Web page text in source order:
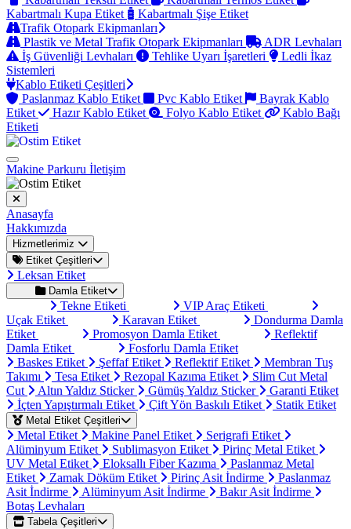
Kabartmalı Kupa Etiket
Kabartmalı Şişe Etiket
Trafik Otopark Ekipmanları
Plastik ve Metal Trafik Otopark Ekipmanları
ADR Levhaları
İş Güvenliği Levhaları
Tehlike Uyarı İşaretleri
Ledli İkaz
Sistemleri
Kablo Etiketi Çeşitleri
Paslanmaz Kablo Etiket
Pvc Kablo Etiket
Bayrak Kablo
Etiket
Hazır Kablo Etiket Folyo Kablo Etiket
Kablo Bağı
Etiketi
Makine Parkuru İletişim
Anasayfa
Hakkımızda
Hizmetlerimiz
Etiket Çeşitleri
Leksan Etiket
Damla Etiket
Tekne Etiketi
VIP Araç Etiketi
Uçak Etiket
Karavan Etiket
Dondurma Damla
Etiket
Promosyon Damla Etiket
Reflektif
Damla Etiket
Fosforlu Damla Etiket
Baskes Etiket
Şeffaf Etiket Reflektif Etiket
Membran Tuş
Takımı
Tesa Etiket Rezopal Kazıma Etiket
Slim Cut Metal
Cut
Altın Yaldız Sticker Gümüş Yaldız Sticker
Garanti Etiket
İçten Yapıştırmalı Etiket
Çift Yön Baskılı Etiket Statik Etiket
Metal Etiket Çeşitleri
Metal Etiket Makine Panel Etiket
Serigrafi Etiket
Alüminyum Etiket
Sublimasyon Etiket
Pirinç Metal Etiket
UV Metal Etiket
Eloksallı Fiber Kazıma
Paslanmaz Metal
Etiket
Zamak Döküm Etiket Pirinç Asit İndirme
Paslanmaz
Asit İndirme
Alüminyum Asit İndirme
Bakır Asit İndirme
Botaş Levhaları
Tabela Çeşitleri